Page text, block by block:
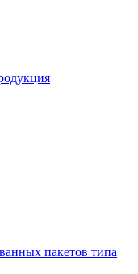
пакетов типа